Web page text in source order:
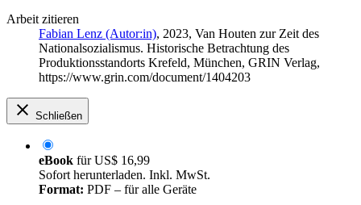
Arbeit zitieren
Fabian Lenz (Autor:in), 2023, Van Houten zur Zeit des
Nationalsozialismus. Historische Betrachtung des
Produktionsstandorts Krefeld, München, GRIN Verlag,
https://www.grin.com/document/1404203
Schließen
eBook fürUS$ 16,99
Sofort herunterladen. Inkl. MwSt.
Format: PDF – für alle Geräte